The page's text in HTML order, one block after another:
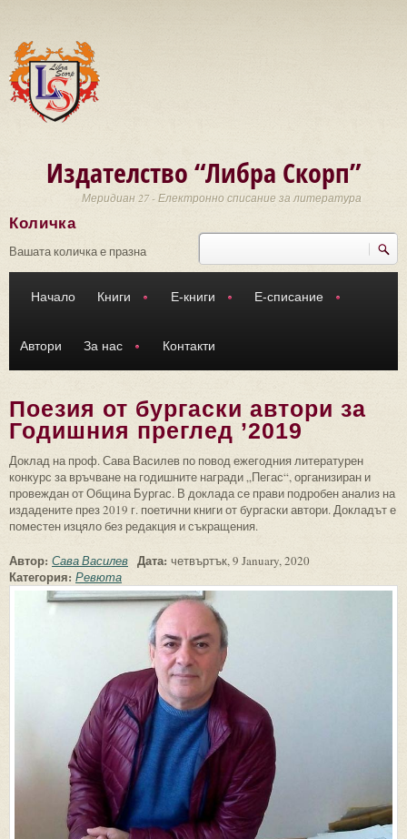
Издателство “Либра Скорп”
Меридиан 27 - Електронно списание за литература
Търси
Количка
Вашата количка е празна
Начало Книги Е-книги Е-списание
Автори За нас Контакти
Поезия от бургаски автори за
Годишния преглед ’2019
Доклад на проф. Сава Василев по повод ежегодния литературен
конкурс за връчване на годишните награди „Пегас“, организиран и
провеждан от Община Бургас. В доклада се прави подробен анализ на
издадените през 2019 г. поетични книги от бургаски автори. Докладът е
поместен изцяло без редакция и съкращения.
Автор: Сава Василев Дата: четвъртък, 9 January, 2020
Категория: Ревюта